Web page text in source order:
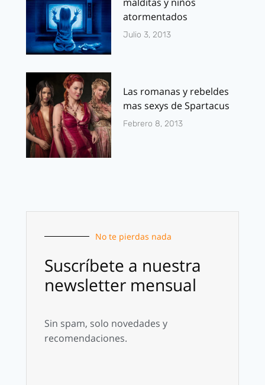
atormentados
Julio 3, 2013
Las romanas y rebeldes
mas sexys de Spartacus
Febrero 8, 2013
No te pierdas nada
Suscríbete a nuestra
newsletter mensual
Sin spam, solo novedades y
recomendaciones.